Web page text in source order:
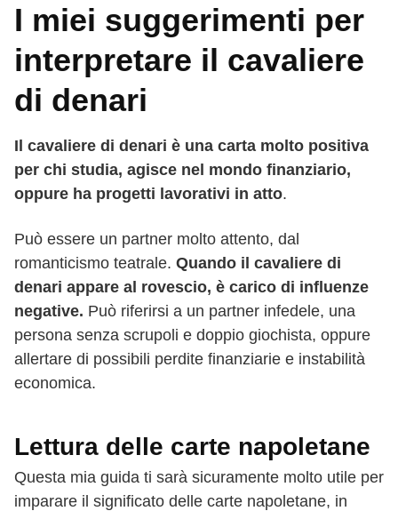
I miei suggerimenti per
interpretare il cavaliere
di denari
Il cavaliere di denari è una carta molto positiva
per chi studia, agisce nel mondo finanziario,
oppure ha progetti lavorativi in atto.
Può essere un partner molto attento, dal
romanticismo teatrale. Quando il cavaliere di
denari appare al rovescio, è carico di influenze
negative. Può riferirsi a un partner infedele, una
persona senza scrupoli e doppio giochista, oppure
allertare di possibili perdite finanziarie e instabilità
economica.
Lettura delle carte napoletane
Questa mia guida ti sarà sicuramente molto utile per
imparare il significato delle carte napoletane, in